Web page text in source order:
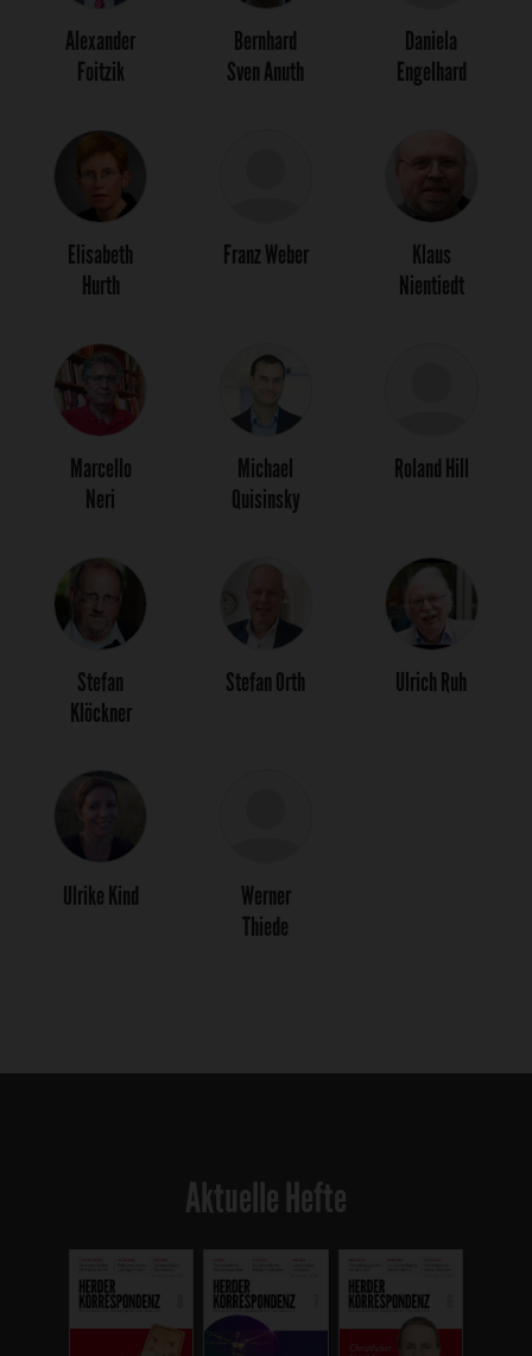
Alexander
Foitzik
Bernhard
Sven Anuth
Daniela
Engelhard
Elisabeth
Hurth
Franz Weber
Klaus
Nientiedt
Marcello
Neri
Michael
Quisinsky
Roland Hill
Stefan
Klöckner
Stefan Orth Ulrich Ruh
Ulrike Kind
Werner
Thiede
Aktuelle Hefte